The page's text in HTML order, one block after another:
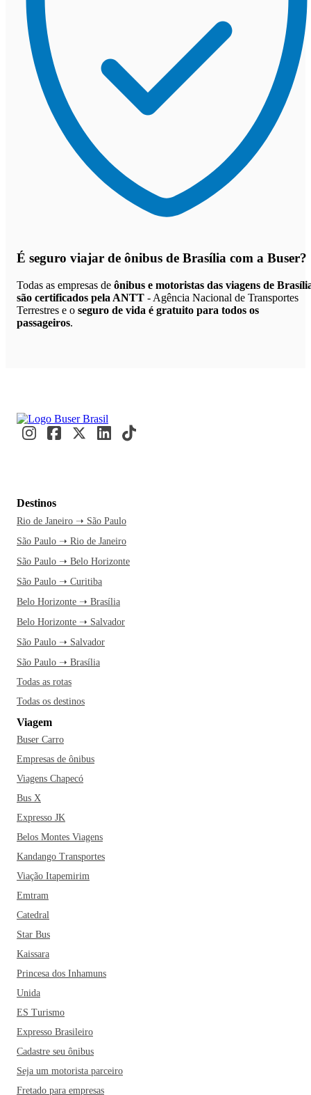
É seguro viajar de ônibus de Brasília com a Buser?
Todas as empresas de ônibus e motoristas das viagens de
são certificados pela ANTT - Agência Nacional de Transportes
Terrestres e o seguro de vida é gratuito para todos os
passageiros.
Destinos
Rio de Janeiro ➝ São Paulo
São Paulo ➝ Rio de Janeiro
São Paulo ➝ Belo Horizonte
São Paulo ➝ Curitiba
Belo Horizonte ➝ Brasília
Belo Horizonte ➝ Salvador
São Paulo ➝ Salvador
São Paulo ➝ Brasília
Todas as rotas
Todas os destinos
Viagem
Buser Carro
Empresas de ônibus
Viagens Chapecó
Bus X
Expresso JK
Belos Montes Viagens
Kandango Transportes
Viação Itapemirim
Emtram
Catedral
Star Bus
Kaissara
Princesa dos Inhamuns
Unida
ES Turismo
Expresso Brasileiro
Cadastre seu ônibus
Seja um motorista parceiro
Fretado para empresas